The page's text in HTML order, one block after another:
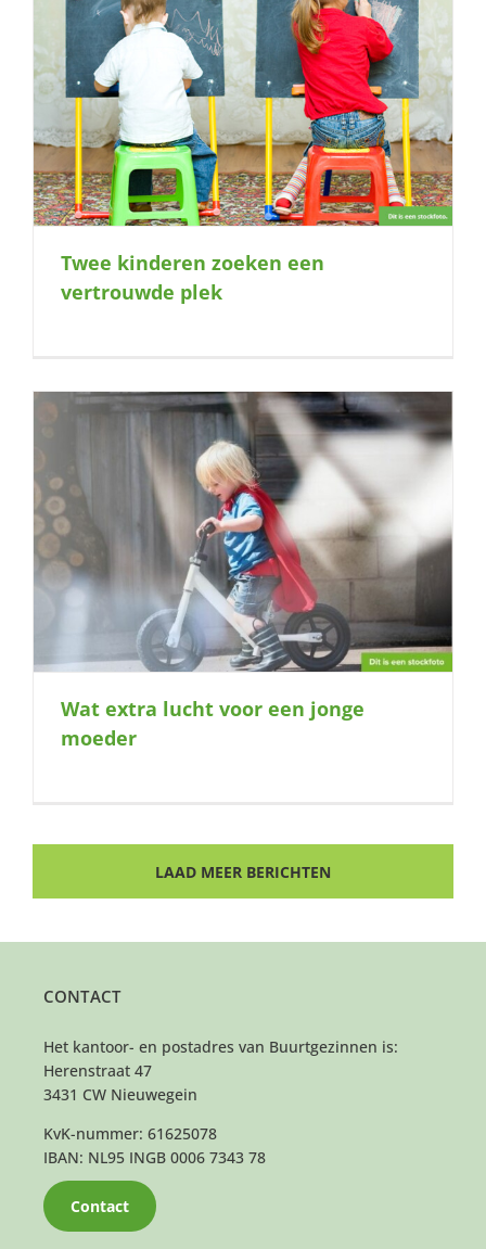
Twee kinderen zoeken een
vertrouwde plek
Wat extra lucht voor een jonge
moeder
LAAD MEER BERICHTEN
CONTACT
Het kantoor- en postadres van Buurtgezinnen is:
Herenstraat 47
3431 CW Nieuwegein
KvK-nummer: 61625078
IBAN: NL95 INGB 0006 7343 78
Contact